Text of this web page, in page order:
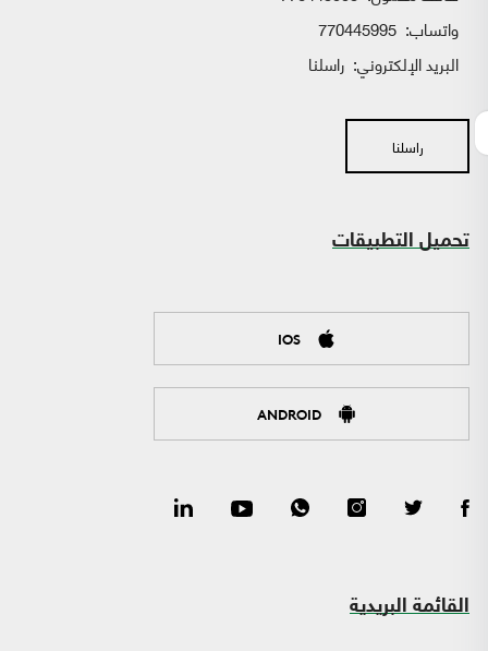
واتساب:
البريد الإلكتروني: راسلنا
راسلنا
تحميل التطبيقات
IOS
ANDROID
القائمة البريدية